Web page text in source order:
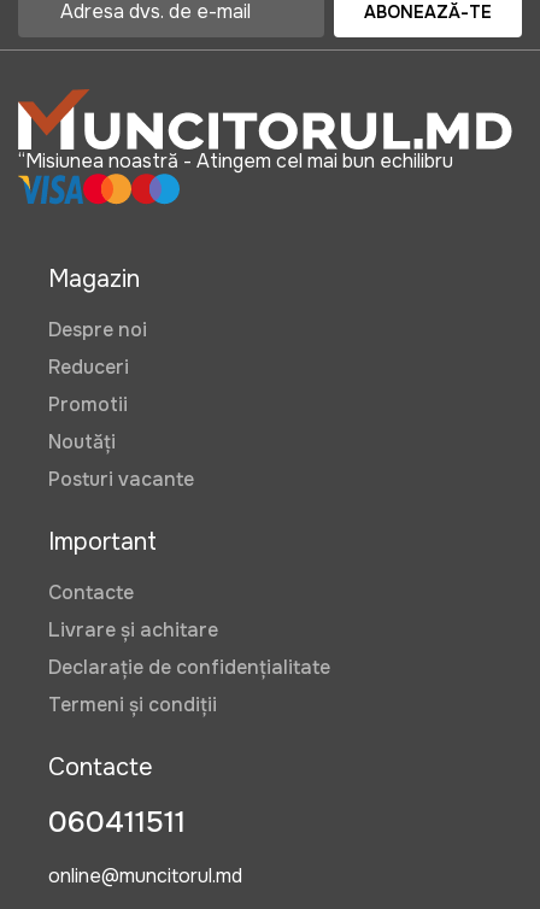
ABONEAZĂ-TE
“Misiunea noastră - Atingem cel mai bun echilibru
Magazin
Despre noi
Reduceri
Promotii
Noutăți
Posturi vacante
Important
Contacte
Livrare și achitare
Declarație de confidențialitate
Termeni și condiții
Contacte
060411511
online@muncitorul.md